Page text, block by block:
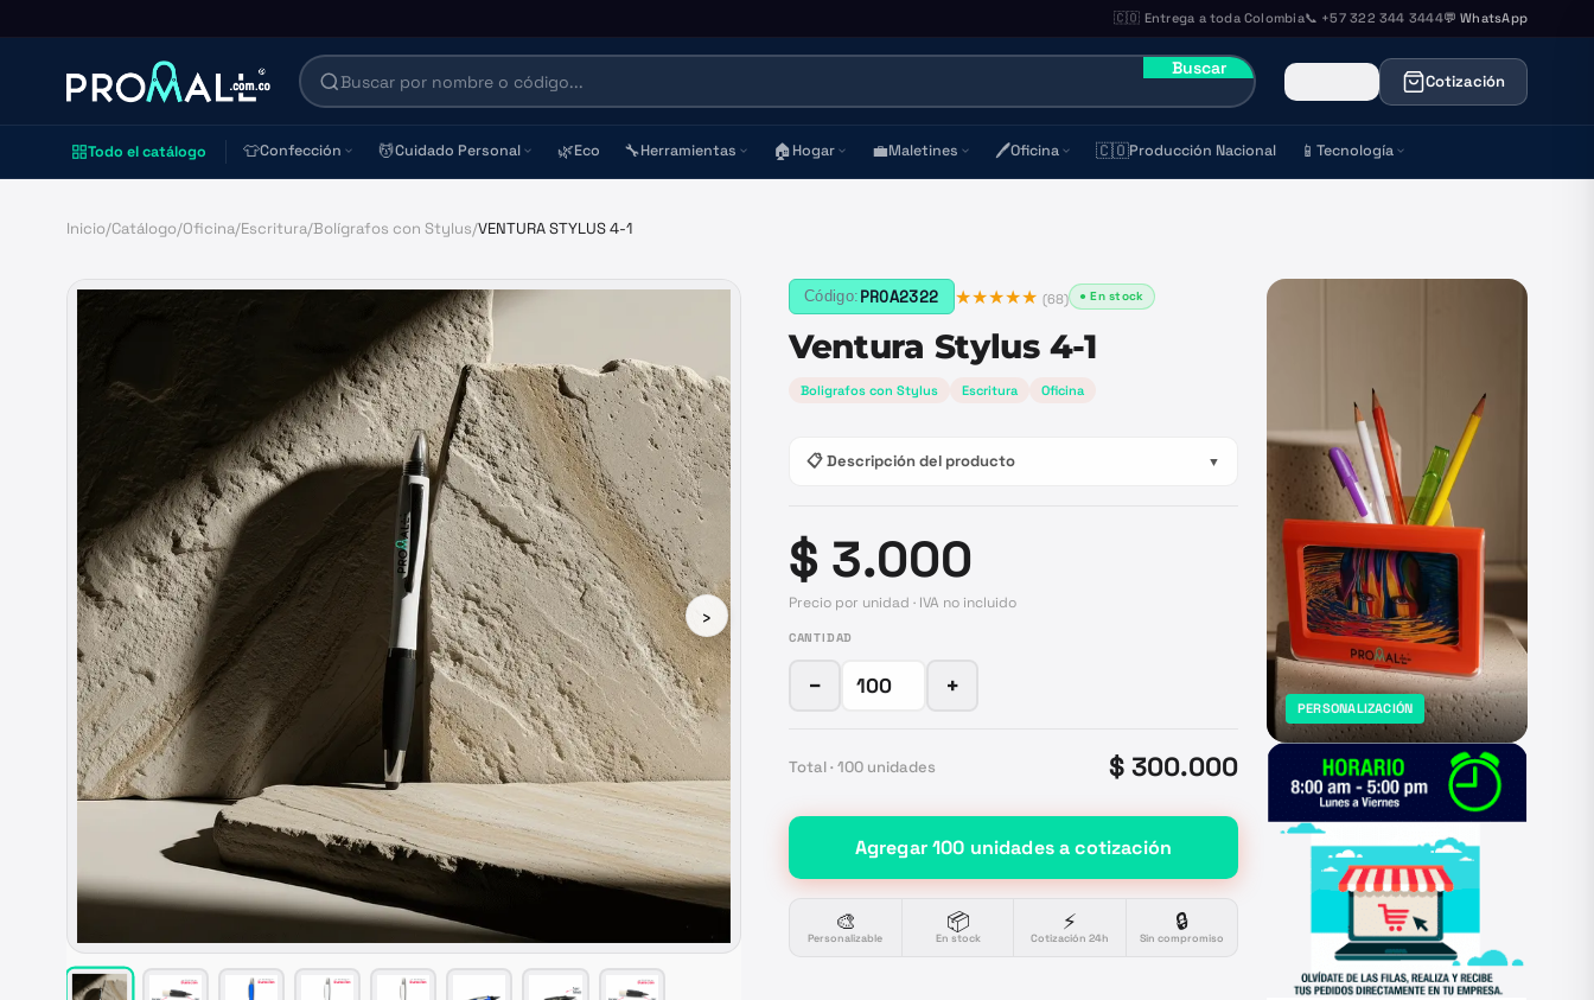
🇨🇴 Entrega a toda Colombia📞 +57 322 344 3444💬 WhatsApp
Buscar
Cotización
Todo el catálogo 👕Confección 💆Cuidado Personal 🌿Eco 🔧Herramientas 🏠Hogar 💼Maletines 🖊️Oficina 🇨🇴Producción Nacional 📱 Tecnología
Inicio/Catálogo/Oficina/Escritura/Bolígrafos con Stylus/VENTURA STYLUS 4-1
›
Código: PROA2322 ★★★★★ (68) ● En stock
Ventura Stylus 4-1
Boligrafos con Stylus Escritura Oficina
📋 Descripción del producto ▼
$ 3.000
Precio por unidad · IVA no incluido
CANTIDAD
− +
Total · 100 unidades $ 300.000
Agregar100 unidadesa cotización
🎨
Personalizable
📦
En stock
⚡
Cotización 24h
🔒
Sin compromiso
PERSONALIZACIÓN